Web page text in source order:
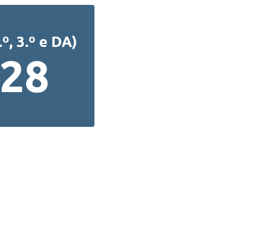
3.º e DA)